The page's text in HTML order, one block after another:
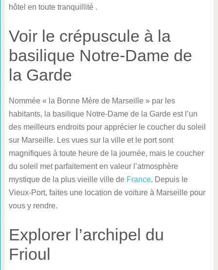
hôtel en toute tranquillité .
Voir le crépuscule à la
basilique Notre-Dame de
la Garde
Nommée « la Bonne Mère de Marseille » par les
habitants, la basilique Notre-Dame de la Garde est l’un
des meilleurs endroits pour apprécier le coucher du soleil
sur Marseille. Les vues sur la ville et le port sont
magnifiques à toute heure de la journée, mais le coucher
du soleil met parfaitement en valeur l’atmosphère
mystique de la plus vieille ville de France. Depuis le
Vieux-Port, faites une location de voiture à Marseille pour
vous y rendre.
Explorer l’archipel du
Frioul